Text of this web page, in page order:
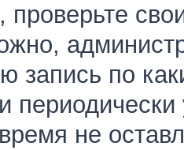
проверьте
запись по
не